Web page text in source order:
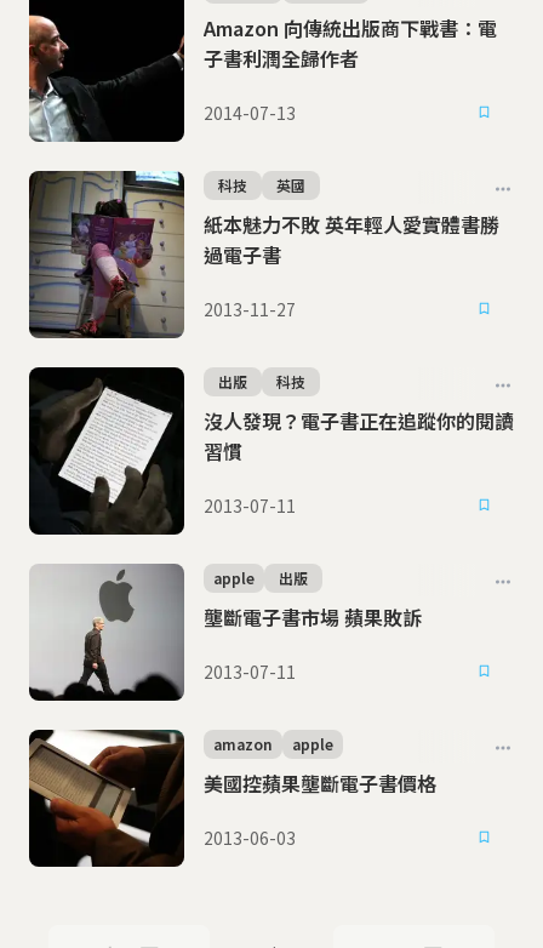
Amazon 向傳統出版商下戰書：電
子書利潤全歸作者
2014-07-13
紙本魅力不敗 英年輕人愛實體書勝
過電子書
科技 英國
2013-11-27
沒人發現？電子書正在追蹤你的閱讀
習慣
出版 科技
2013-07-11
壟斷電子書市場 蘋果敗訴
apple 出版
2013-07-11
美國控蘋果壟斷電子書價格
amazon apple
2013-06-03